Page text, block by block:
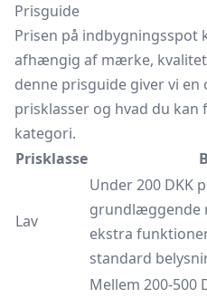
Prisguide
Prisen på indbygningsspot
afhængig af mærke,
denne prisguide giver vi
prisklasser og hvad du
kategori.
Prisklasse
Lav
Under 200 DKK
grundlæggende
ekstra
standard
Mellem 200-500